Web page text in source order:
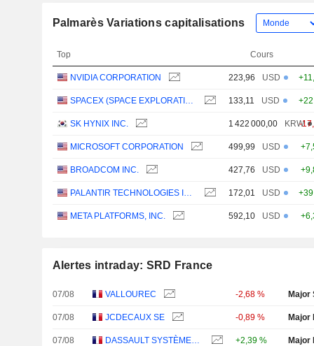
Palmarès Variations capitalisations
Top Cours
NVIDIA CORPORATION 223,96 USD
133,11 USD
SK HYNIX INC. 1 422 000,00 KRW
-
MICROSOFT CORPORATION 499,99 USD
BROADCOM INC. 427,76 USD
172,01 USD
META PLATFORMS, INC. 592,10 USD
Alertes intraday: SRD France
07/08 VALLOUREC -2,68 % Major
07/08 JCDECAUX SE -0,89 % Major
07/08 +2,39 % Major